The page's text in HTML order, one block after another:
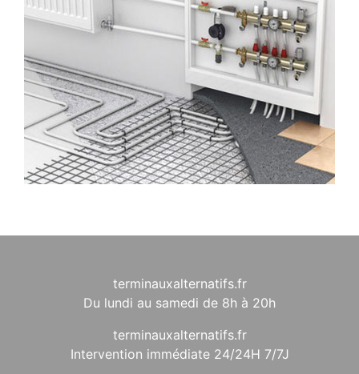
terminauxalternatifs.fr
Du lundi au samedi de 8h à 20h
terminauxalternatifs.fr
Intervention immédiate 24/24H 7/7J